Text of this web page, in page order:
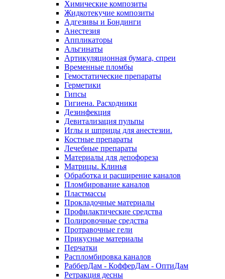
Химические композиты
Жидкотекучие композиты
Адгезивы и Бондинги
Анестезия
Аппликаторы
Альгинаты
Артикуляционная бумага, спреи
Временные пломбы
Гемостатические препараты
Герметики
Гипсы
Гигиена. Расходники
Дезинфекция
Девитализация пульпы
Иглы и шприцы для анестезии.
Костные препараты
Лечебные препараты
Материалы для депофореза
Матрицы. Клинья
Обработка и расширение каналов
Пломбирование каналов
Пластмассы
Прокладочные материалы
Профилактические средства
Полировочные средства
Протравочные гели
Прикусные материалы
Перчатки
Распломбировка каналов
РабберДам - КофферДам - ОптиДам
Ретракция десны